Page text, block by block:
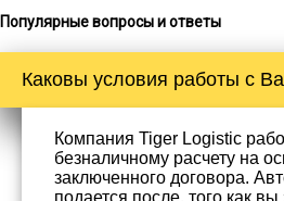
Популярные вопросы и ответы
Каковы условия работы с
Компания Tiger Logistic
безналичному расчету на
заключенного договора.
подается после, того как